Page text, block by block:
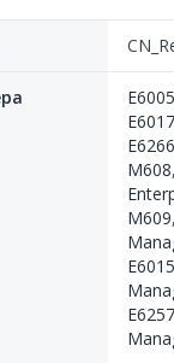
M608,
M609,